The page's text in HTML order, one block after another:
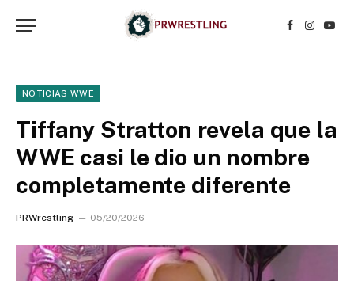
Facebook
NOTICIAS WWE
Tiffany Stratton revela que la
WWE casi le dio un nombre
completamente diferente
PRWrestling 05/20/2026